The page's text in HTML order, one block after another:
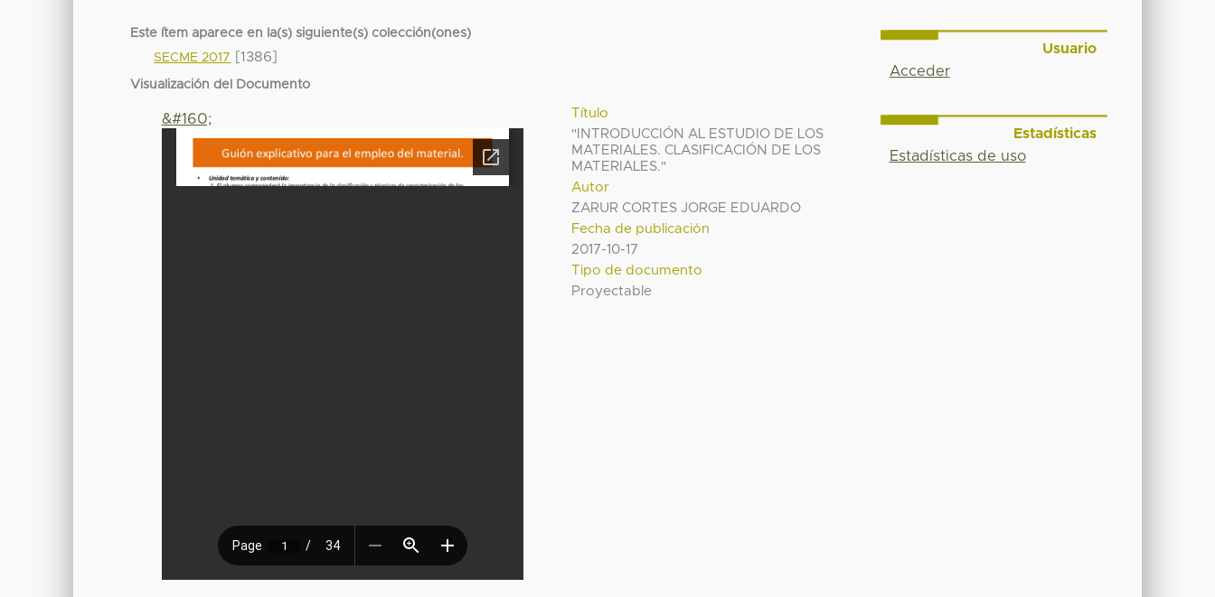
Este ítem aparece en la(s) siguiente(s) colección(ones)
SECME 2017
[1386]
Visualización del Documento
Título
"INTRODUCCIÓN AL ESTUDIO DE LOS
MATERIALES. CLASIFICACIÓN DE LOS
MATERIALES."
Autor
ZARUR CORTES JORGE EDUARDO
Fecha de publicación
2017-10-17
Tipo de documento
Proyectable
&#160;
Usuario
Acceder
Estadísticas
Estadísticas de uso